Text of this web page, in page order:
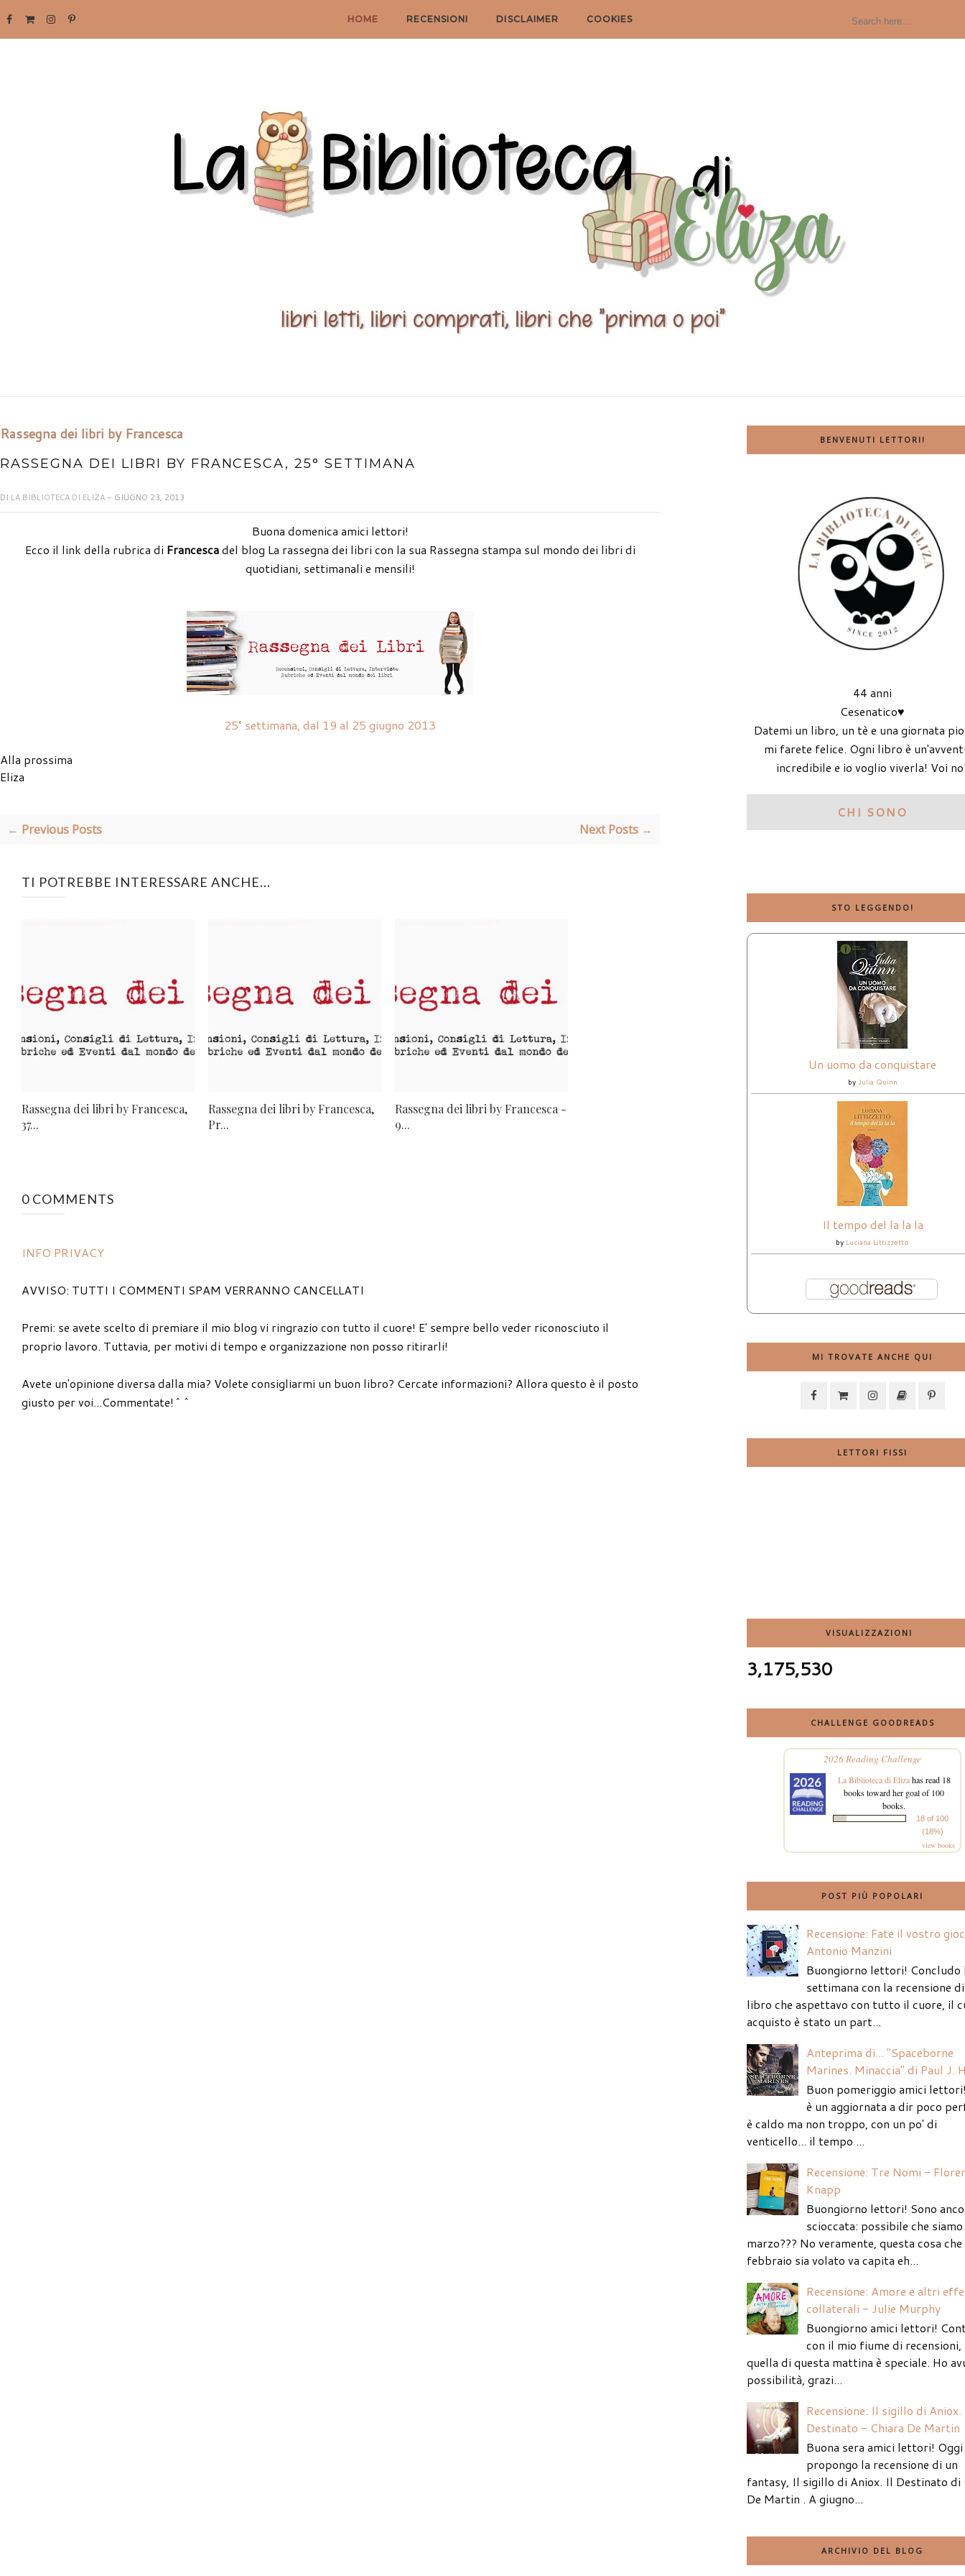
HOME RECENSIONI DISCLAIMER COOKIES
Rassegna dei libri by Francesca
RASSEGNA DEI LIBRI BY FRANCESCA, 25° SETTIMANA
DI LA BIBLIOTECA DI ELIZA - GIUGNO 23, 2013
Buona domenica amici lettori!
Ecco il link della rubrica di Francescadel blog La rassegna dei libri con la sua Rassegna stampa sul mondo dei libri di
quotidiani, settimanali e mensili!
25° settimana, dal 19 al 25 giugno 2013
Alla prossima
Eliza
← Previous Posts Next Posts →
TI POTREBBE INTERESSARE ANCHE...
Rassegna dei libri by Francesca,
37...
Rassegna dei libri by Francesca,
Pr...
Rassegna dei libri by Francesca -
9...
0 COMMENTS
INFO PRIVACY
AVVISO: TUTTI I COMMENTI SPAM VERRANNO CANCELLATI
Premi: se avete scelto di premiare il mio blog vi ringrazio con tutto il cuore! E' sempre bello veder riconosciuto il
proprio lavoro. Tuttavia, per motivi di tempo e organizzazione non posso ritirarli!
Avete un'opinione diversa dalla mia? Volete consigliarmi un buon libro? Cercate informazioni? Allora questo è il posto
giusto per voi...Commentate!^^
BENVENUTI LETTORI!
44 anni
Cesenatico♥
Datemi un libro, un tè e una giornata
mi farete felice. Ogni libro è
incredibile e io voglio viverla! Voi
CHI SONO
STO LEGGENDO!
Un uomo da conquistare
by Julia Quinn
Il tempo del la la la
by Luciana Littizzetto
MI TROVATE ANCHE QUI
LETTORI FISSI
VISUALIZZAZIONI
3,175,530
CHALLENGE GOODREADS
2026 Reading Challenge
La Biblioteca di Elizahas read 18
books toward her goal of 100
books.
18 of 100
(18%)
view books
POST PIÙ POPOLARI
Recensione: Fate il vostro
Antonio Manzini
Buongiorno lettori! Concludo
settimana con la recensione
libro che aspettavo con tutto il cuore, il
acquisto è stato un part...
Anteprima di... "Spaceborne
Marines. Minaccia" di Paul J.
Buon pomeriggio amici
è un aggiornata a dir poco
è caldo ma non troppo, con un po' di
venticello... il tempo ...
Recensione: Tre Nomi -
Knapp
Buongiorno lettori! Sono
scioccata: possibile che siamo
marzo??? No veramente, questa cosa che
febbraio sia volato va capita eh...
Recensione: Amore e altri
collaterali - Julie Murphy
Buongiorno amici lettori!
con il mio fiume di recensioni,
quella di questa mattina è speciale. Ho
possibilità, grazi...
Recensione: Il sigillo di
Destinato - Chiara De Martin
Buona sera amici lettori!
propongo la recensione di un
fantasy, Il sigillo di Aniox. Il Destinato di
De Martin . A giugno...
ARCHIVIO DEL BLOG